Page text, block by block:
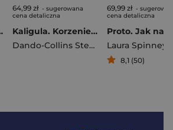
kobiety
64,99 zł - sugerowana
cena detaliczna
Kaligula. Korzenie szaleństwa u władzy
Dando-Collins Stephen
69,99 zł -
cena detaliczna
Laura Spinney
8,1 (50)